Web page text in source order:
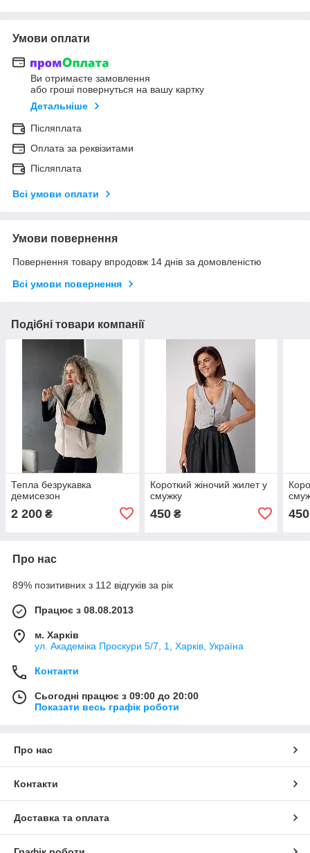
Умови оплати
Ви отримаєте замовлення
або гроші повернуться на вашу картку
Детальніше
Післяплата
Оплата за реквізитами
Післяплата
Всі умови оплати
Умови повернення
Повернення товару впродовж 14 днів за домовленістю
Всі умови повернення
Подібні товари компанії
Тепла безрукавка
демисезон
2 200 ₴
Короткий жіночий жилет у
смужку
450₴ 450
Про нас
89% позитивних з 112 відгуків за рік
Працює з 08.08.2013
м. Харків
ул. Академіка Проскури 5/7, 1, Харків, Україна
Контакти
Сьогодні працює з 09:00 до 20:00
Показати весь графік роботи
Про нас
Контакти
Доставка та оплата